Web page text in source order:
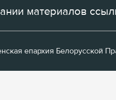
материалов
епархия Белорусской